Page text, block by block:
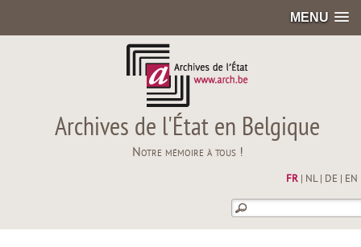
MENU
Archives de l'État en Belgique
Notre mémoire à tous !
FR| NL| DE EN